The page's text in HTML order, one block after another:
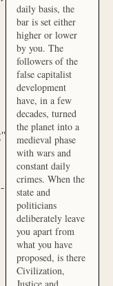
daily basis, the
bar is set either
higher or lower
by you. The
followers of the
false capitalist
development
have, in a few
decades, turned
the planet into a
medieval phase
with wars and
constant daily
crimes. When the
state and
politicians
deliberately leave
you apart from
what you have
proposed, is there
Civilization,